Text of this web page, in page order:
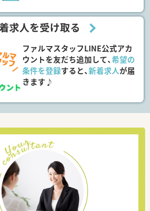
求人を受け取る
ファルマスタッフLINE公式アカ
ウントを友だち追加して、希望の
条件を登録すると、新着求人が届
きます♪